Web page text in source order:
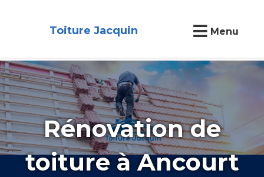
Toiture Jacquin Menu
Rénovation de
toiture à Ancourt